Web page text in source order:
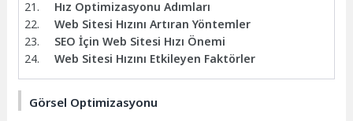
Hız Optimizasyonu Adımları
Web Sitesi Hızını Artıran Yöntemler
SEO İçin Web Sitesi Hızı Önemi
Web Sitesi Hızını Etkileyen Faktörler
Görsel Optimizasyonu